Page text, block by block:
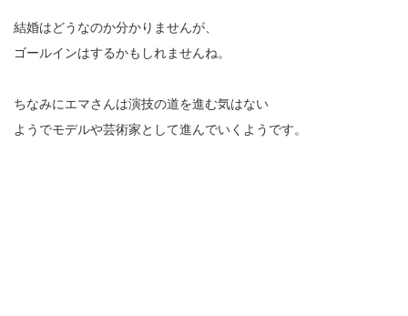
結婚はどうなのか分かりませんが、
ゴールインはするかもしれませんね。
ちなみにエマさんは演技の道を進む気はない
ようでモデルや芸術家として進んでいくようです。